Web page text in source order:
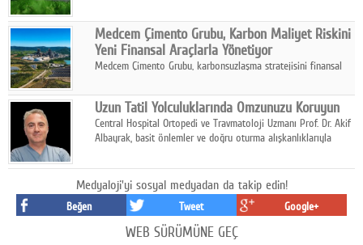
sahipliğinde gerçekleştirilecek.
Medcem Çimento Grubu, Karbon Maliyet Riskini
Yeni Finansal Araçlarla Yönetiyor
Medcem Çimento Grubu, karbonsuzlaşma stratejisini finansal
Uzun Tatil Yolculuklarında Omzunuzu Koruyun
Central Hospital Ortopedi ve Travmatoloji Uzmanı Prof. Dr. Akif
Albayrak, basit önlemler ve doğru oturma alışkanlıklarıyla
Medyaloji'yi sosyal medyadan da takip edin!
Beğen Tweet Google+
WEB SÜRÜMÜNE GEÇ